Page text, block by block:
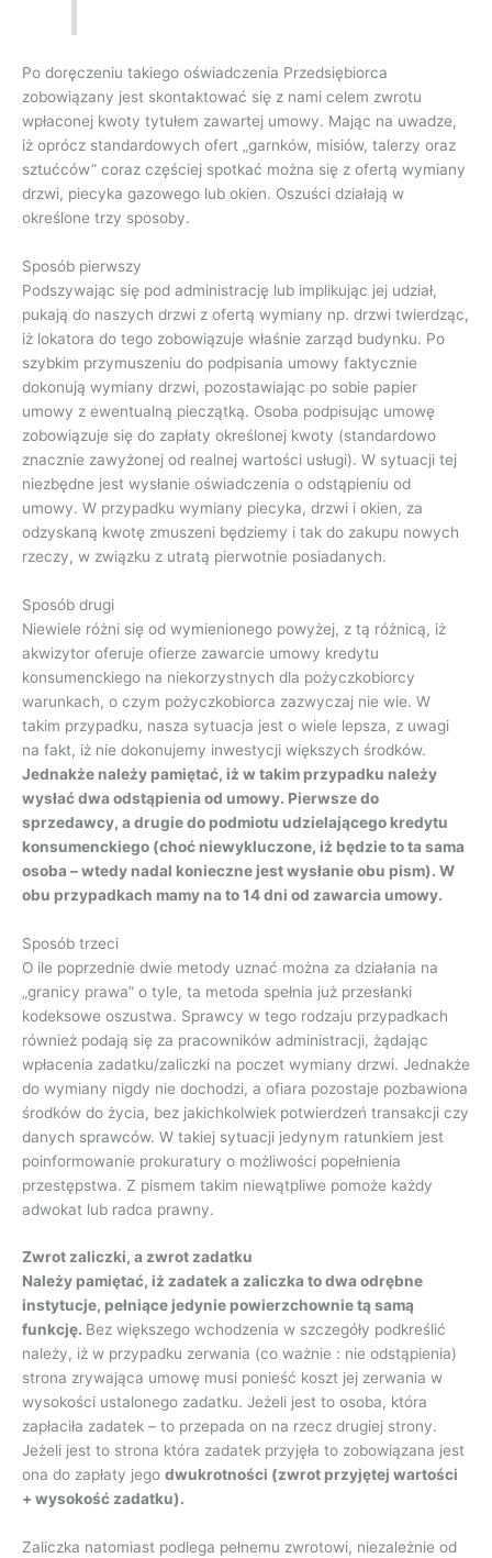
Po doręczeniu takiego oświadczenia Przedsiębiorca
zobowiązany jest skontaktować się z nami celem zwrotu
wpłaconej kwoty tytułem zawartej umowy. Mając na uwadze,
iż oprócz standardowych ofert „garnków, misiów, talerzy oraz
sztućców” coraz częściej spotkać można się z ofertą wymiany
drzwi, piecyka gazowego lub okien. Oszuści działają w
określone trzy sposoby.
Sposób pierwszy
Podszywając się pod administrację lub implikując jej udział,
pukają do naszych drzwi z ofertą wymiany np. drzwi twierdząc,
iż lokatora do tego zobowiązuje właśnie zarząd budynku. Po
szybkim przymuszeniu do podpisania umowy faktycznie
dokonują wymiany drzwi, pozostawiając po sobie papier
umowy z ewentualną pieczątką. Osoba podpisując umowę
zobowiązuje się do zapłaty określonej kwoty (standardowo
znacznie zawyżonej od realnej wartości usługi). W sytuacji tej
niezbędne jest wysłanie oświadczenia o odstąpieniu od
umowy. W przypadku wymiany piecyka, drzwi i okien, za
odzyskaną kwotę zmuszeni będziemy i tak do zakupu nowych
rzeczy, w związku z utratą pierwotnie posiadanych.
Sposób drugi
Niewiele różni się od wymienionego powyżej, z tą różnicą, iż
akwizytor oferuje ofierze zawarcie umowy kredytu
konsumenckiego na niekorzystnych dla pożyczkobiorcy
warunkach, o czym pożyczkobiorca zazwyczaj nie wie. W
takim przypadku, nasza sytuacja jest o wiele lepsza, z uwagi
na fakt, iż nie dokonujemy inwestycji większych środków.
Jednakże należy pamiętać, iż w takim przypadku należy
wysłać dwa odstąpienia od umowy. Pierwsze do
sprzedawcy, a drugie do podmiotu udzielającego kredytu
konsumenckiego (choć niewykluczone, iż będzie to ta sama
osoba – wtedy nadal konieczne jest wysłanie obu pism). W
obu przypadkach mamy na to 14 dni od zawarcia umowy.
Sposób trzeci
O ile poprzednie dwie metody uznać można za działania na
„granicy prawa” o tyle, ta metoda spełnia już przesłanki
kodeksowe oszustwa. Sprawcy w tego rodzaju przypadkach
również podają się za pracowników administracji, żądając
wpłacenia zadatku/zaliczki na poczet wymiany drzwi. Jednakże
do wymiany nigdy nie dochodzi, a ofiara pozostaje pozbawiona
środków do życia, bez jakichkolwiek potwierdzeń transakcji czy
danych sprawców. W takiej sytuacji jedynym ratunkiem jest
poinformowanie prokuratury o możliwości popełnienia
przestępstwa. Z pismem takim niewątpliwe pomoże każdy
adwokat lub radca prawny.
Zwrot zaliczki, a zwrot zadatku
Należy pamiętać, iż zadatek a zaliczka to dwa odrębne
instytucje, pełniące jedynie powierzchownie tą samą
funkcję. Bez większego wchodzenia w szczegóły podkreślić
należy, iż w przypadku zerwania (co ważnie : nie odstąpienia)
strona zrywająca umowę musi ponieść koszt jej zerwania w
wysokości ustalonego zadatku. Jeżeli jest to osoba, która
zapłaciła zadatek – to przepada on na rzecz drugiej strony.
Jeżeli jest to strona która zadatek przyjęła to zobowiązana jest
ona do zapłaty jego dwukrotności (zwrot przyjętej wartości
+ wysokość zadatku).
Zaliczka natomiast podlega pełnemu zwrotowi, niezależnie od